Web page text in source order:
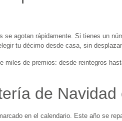
se agotan rápidamente. Si tienes un
tu décimo desde casa, sin
miles de premios: desde reintegros
de
en el calendario. Este año se